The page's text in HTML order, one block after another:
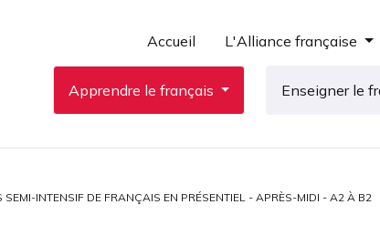
Accueil L'Alliance française
Apprendre le français Enseigner le
SEMI-INTENSIF DE FRANÇAIS EN PRÉSENTIEL - APRÈS-MIDI - A2 À B2